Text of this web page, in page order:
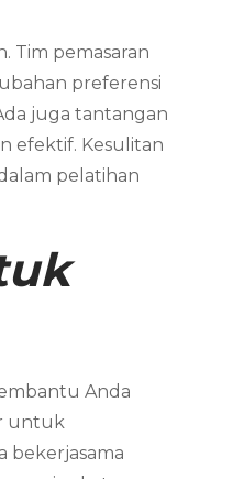
Tim pemasaran
preferensi
juga tantangan
efektif. Kesulitan
pelatihan
Anda
untuk
bekerjasama